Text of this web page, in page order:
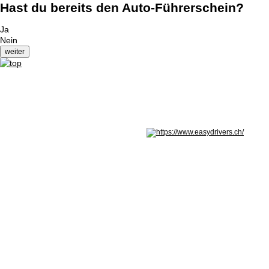
Hast du bereits den Auto-Führerschein?
Ja
Nein